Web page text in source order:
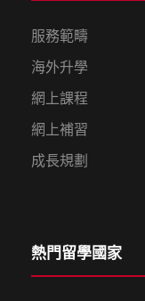
服務範疇
海外升學
網上課程
網上補習
成長規劃
熱門留學國家